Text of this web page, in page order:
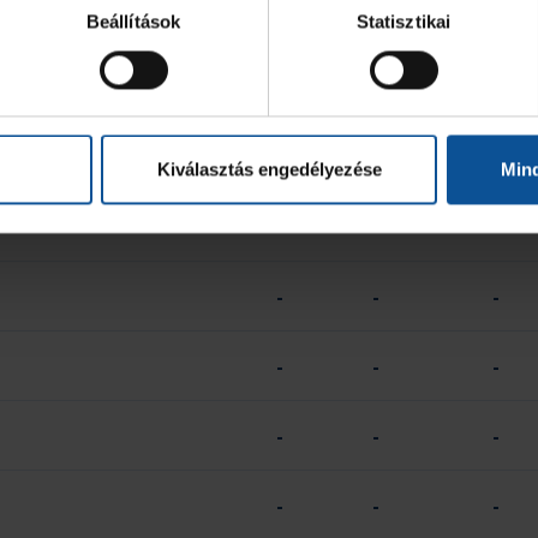
Beállítások Statisztikai
Kiválasztás engedélyezése
-
-
- - -
- - -
- - -
- - -
- - -